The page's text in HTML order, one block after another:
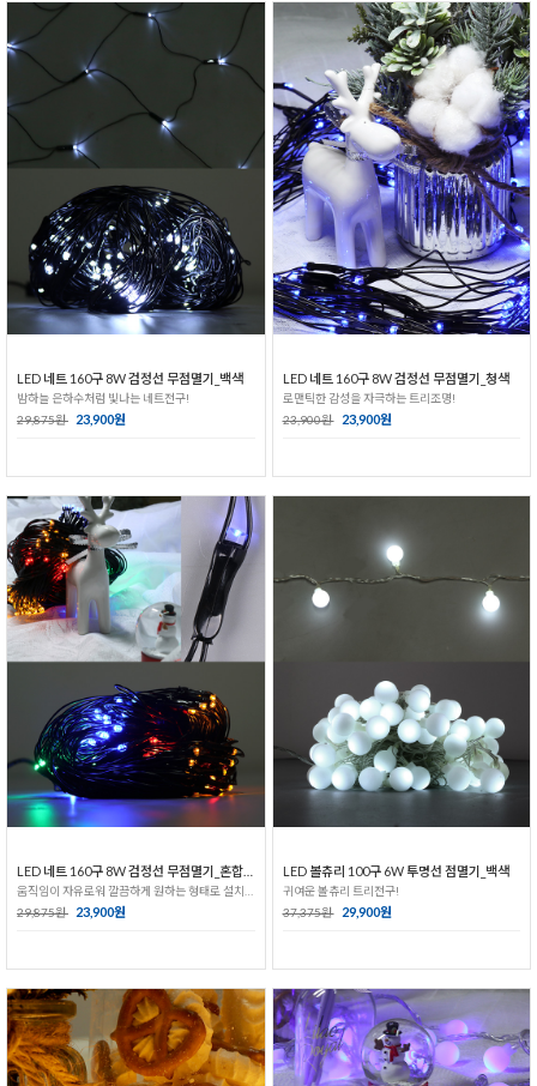
LED 네트 160구 8W 검정선 무점멸기_백색
밤하늘 은하수처럼 빛나는 네트전구!
29,875원 23,900원
LED 네트 160구 8W 검정선 무점멸기_청색
로맨틱한 감성을 자극하는 트리조명!
23,900원
23,900원
29,875원 23,900원
LED 볼츄리 100구 6W 투명선 점멸기_백색
귀여운 볼츄리 트리전구!
37,375원
29,900원